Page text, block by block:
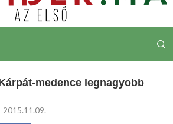
medence legnagyobb
2015.11.09.